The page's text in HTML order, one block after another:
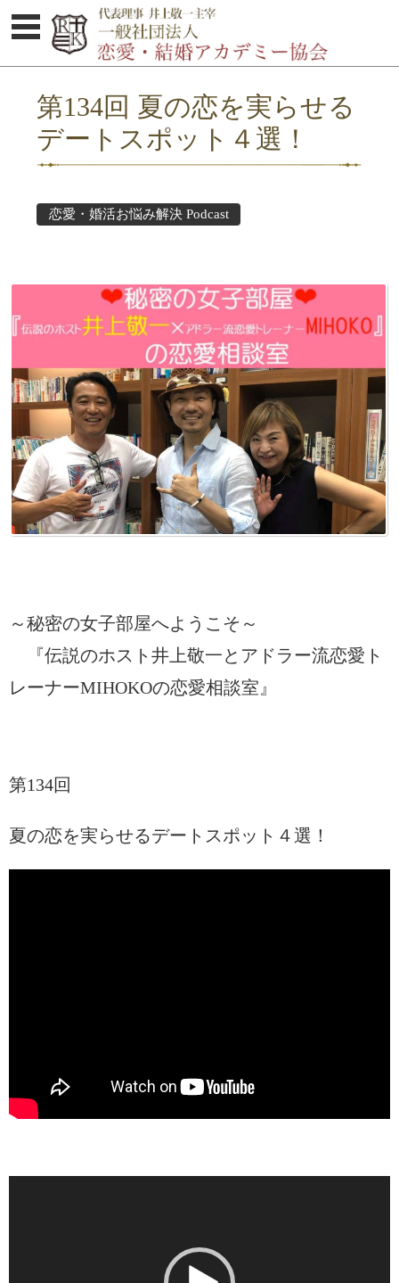
協会概要
オトコのココロ研究所
お問い合わせ
第134回 夏の恋を実らせる
デートスポット４選！
恋愛・婚活お悩み解決 Podcast
～秘密の女子部屋へようこそ～
『伝説のホスト井上敬一とアドラー流恋愛ト
レーナーMIHOKOの恋愛相談室』
第134回
夏の恋を実らせるデートスポット４選！